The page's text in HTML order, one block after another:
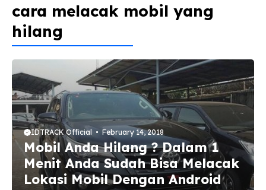
cara melacak mobil yang
hilang
IDTRACK Official February 14, 2018
Mobil Anda Hilang ? Dalam 1
Menit Anda Sudah Bisa Melacak
Lokasi Mobil Dengan Android